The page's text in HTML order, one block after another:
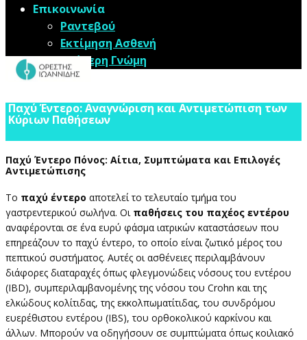
Επικοινωνία
Ραντεβού
Εκτίμηση Ασθενή
Δεύτερη Γνώμη
​Παχύ Έντερο: Αναγνώριση και Αντιμετώπιση των
Κύριων Παθήσεων
​Παχύ Έντερο Πόνος: Αίτια, Συμπτώματα και Επιλογές
Αντιμετώπισης
​Το παχύ έντερο αποτελεί το τελευταίο τμήμα του
γαστρεντερικού σωλήνα. Οι παθήσεις του παχέος εντέρου
αναφέρονται σε ένα ευρύ φάσμα ιατρικών καταστάσεων που
επηρεάζουν το παχύ έντερο, το οποίο είναι ζωτικό μέρος του
πεπτικού συστήματος. Αυτές οι ασθένειες περιλαμβάνουν
διάφορες διαταραχές όπως φλεγμονώδεις νόσους του εντέρου
(IBD), συμπεριλαμβανομένης της νόσου του Crohn και της
ελκώδους κολίτιδας, της εκκολπωματίτιδας, του συνδρόμου
ευερέθιστου εντέρου (IBS), του ορθοκολικού καρκίνου και
άλλων. Μπορούν να οδηγήσουν σε συμπτώματα όπως κοιλιακό